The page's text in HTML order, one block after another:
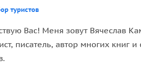
тайну, где находится форт
Золотой Берег. И еще много, о
туристов
Вас! Меня зовут Вячеслав
писатель, автор многих книг и